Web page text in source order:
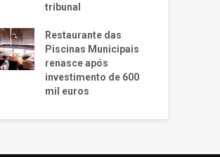
tribunal
Restaurante das
Piscinas Municipais
renasce após
investimento de 600
mil euros